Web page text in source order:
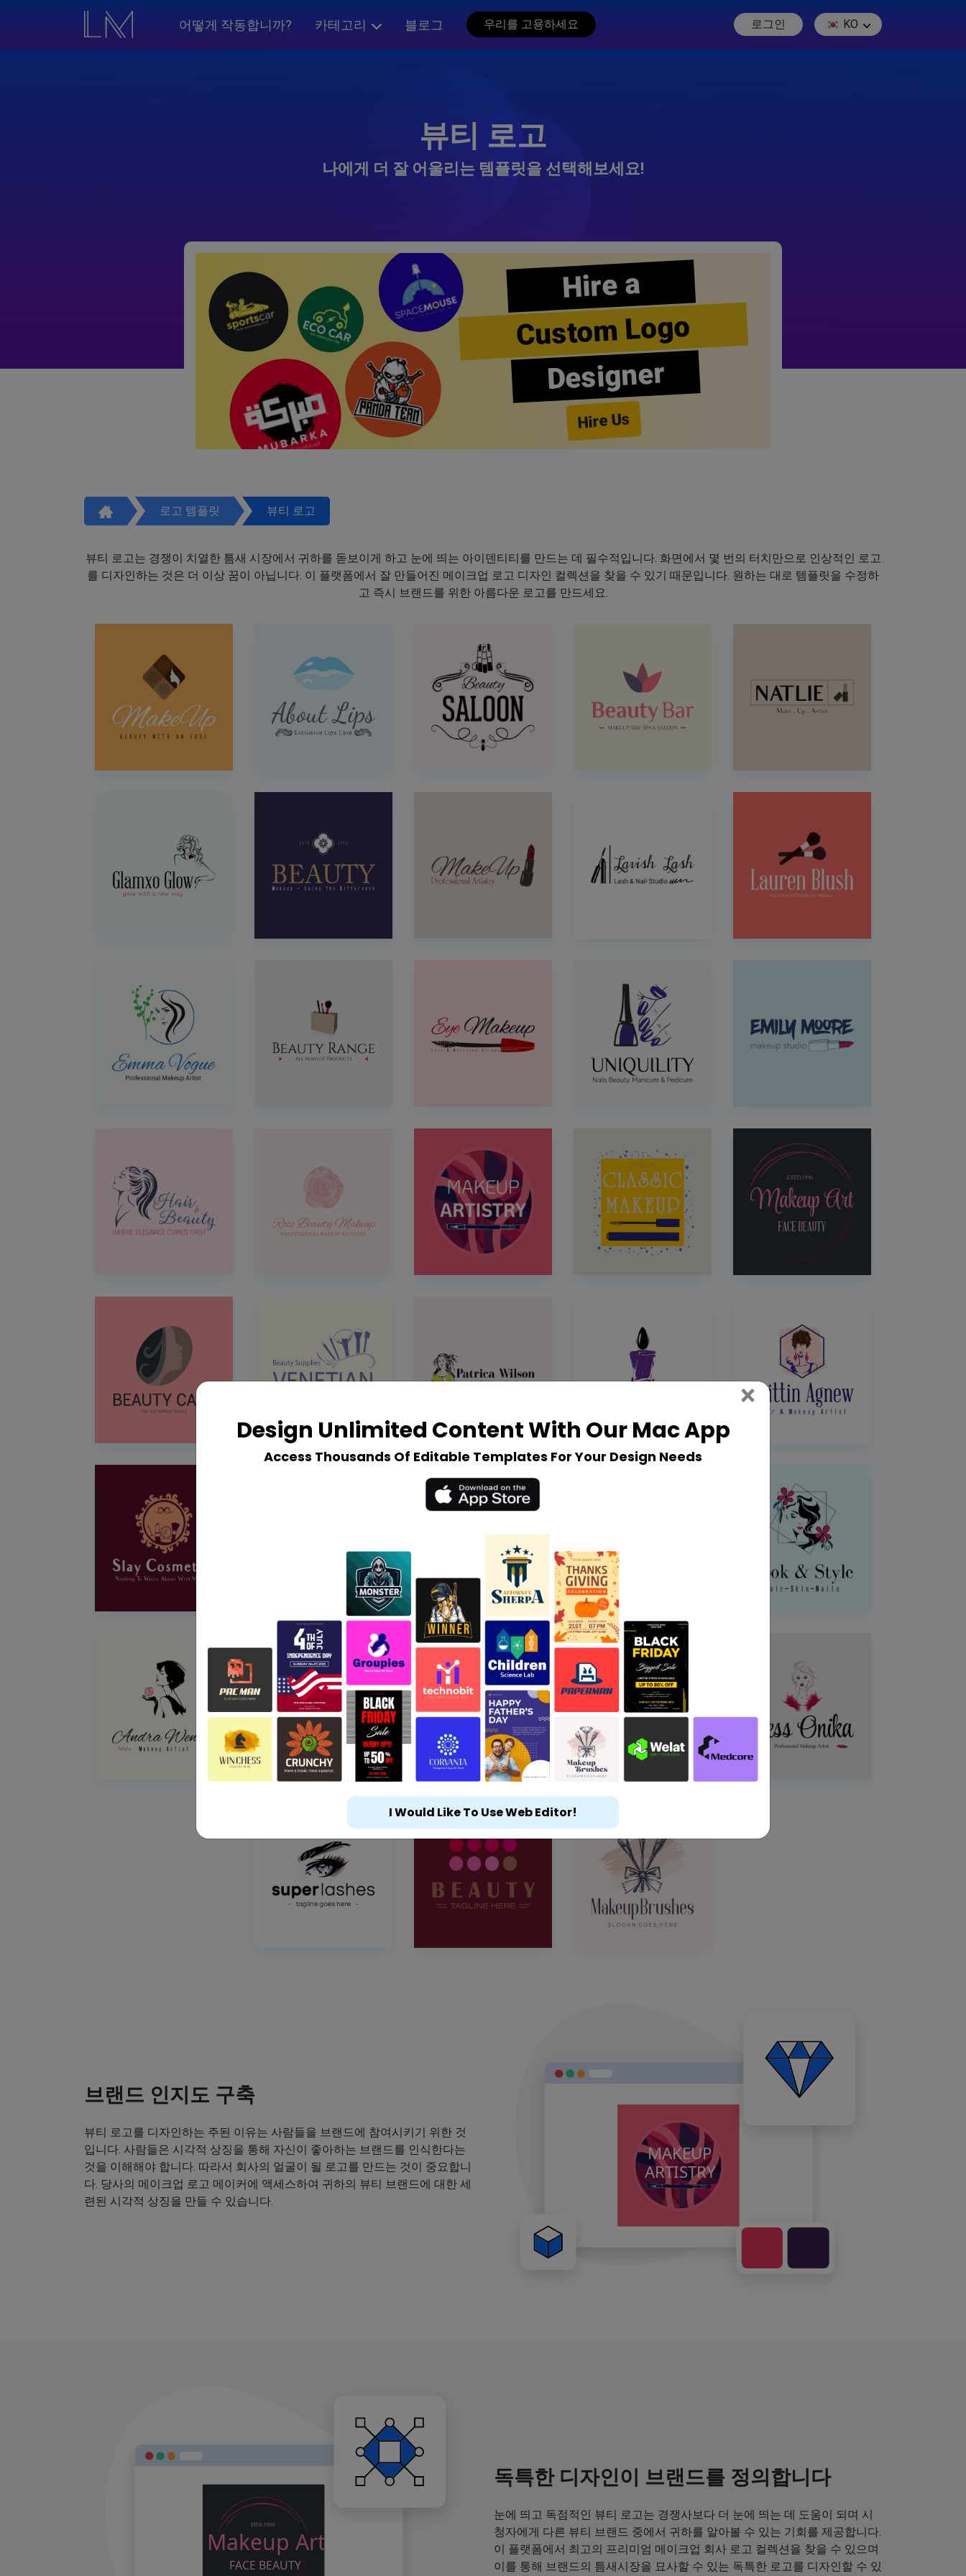
어떻게 작동합니까? 카테고리 블로그 우리를 고용하세요 로그인 KO
뷰티 로고
나에게 더 잘 어울리는 템플릿을 선택해보세요!
Hire a
Custom Logo
Designer
Hire Us
로고 템플릿 뷰티 로고
뷰티 로고는 경쟁이 치열한 틈새 시장에서 귀하를 돋보이게 하고 눈에 띄는 아이덴티티를 만드는 데 필수적입니다. 화면에서 몇 번의 터치만으로 인상적인 로고
를 디자인하는 것은 더 이상 꿈이 아닙니다. 이 플랫폼에서 잘 만들어진 메이크업 로고 디자인 컬렉션을 찾을 수 있기 때문입니다. 원하는 대로 템플릿을 수정하
고 즉시 브랜드를 위한 아름다운 로고를 만드세요.
브랜드 인지도 구축
뷰티 로고를 디자인하는 주된 이유는 사람들을 브랜드에 참여시키기 위한 것
입니다. 사람들은 시각적 상징을 통해 자신이 좋아하는 브랜드를 인식한다는
것을 이해해야 합니다. 따라서 회사의 얼굴이 될 로고를 만드는 것이 중요합니
다. 당사의 메이크업 로고 메이커에 액세스하여 귀하의 뷰티 브랜드에 대한 세
련된 시각적 상징을 만들 수 있습니다.
독특한 디자인이 브랜드를 정의합니다
눈에 띄고 독점적인 뷰티 로고는 경쟁사보다 더 눈에 띄는 데 도움이 되며 시
청자에게 다른 뷰티 브랜드 중에서 귀하를 알아볼 수 있는 기회를 제공합니다.
이 플랫폼에서 최고의 프리미엄 메이크업 회사 로고 컬렉션을 찾을 수 있으며
이를 통해 브랜드의 틈새시장을 묘사할 수 있는 독특한 로고를 디자인할 수 있
Design Unlimited Content With Our Mac App
Access Thousands Of Editable Templates For Your Design Needs
× Close
I Would Like To Use Web Editor!